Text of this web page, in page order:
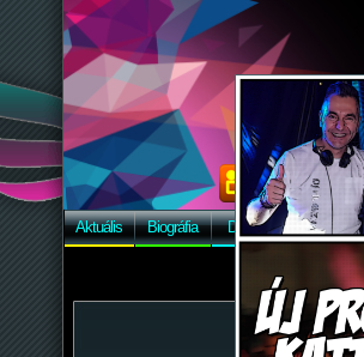
Aktuális Biográfia Discográfia Képek